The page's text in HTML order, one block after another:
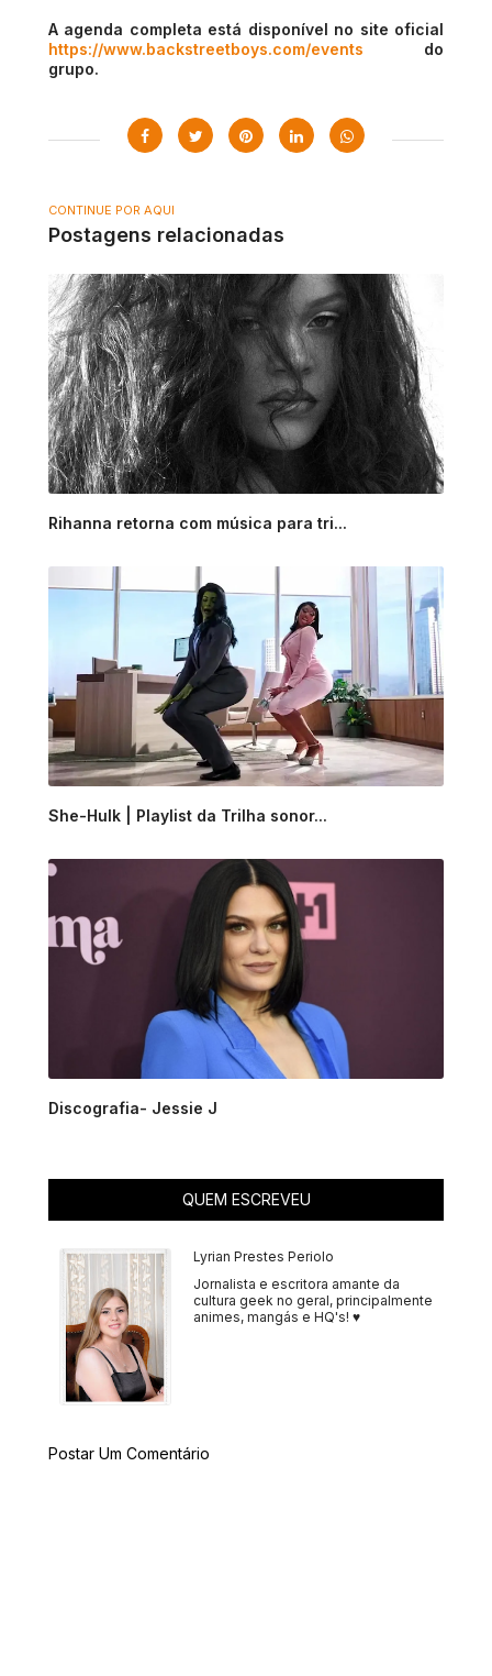
A agenda completa está disponível no site oficial
https://www.backstreetboys.com/events do
grupo.
CONTINUE POR AQUI
Postagens relacionadas
Rihanna retorna com música para tri...
She-Hulk | Playlist da Trilha sonor...
Discografia- Jessie J
QUEM ESCREVEU
Lyrian Prestes Periolo
Jornalista e escritora amante da
cultura geek no geral, principalmente
animes, mangás e HQ's! ♥
Postar Um Comentário